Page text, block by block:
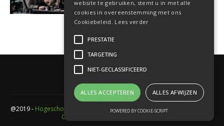
@2019 - Hogeschool PXL
- Elfde-liniestraat 24 Gebouw A , 3500 Hasselt -
Cookieverklaring
website te gebruiken, stemt u in met alle
cookies in overeenstemming met ons
Cookiebeleid. Lees verder
PRESTATIE
TARGETING
NIET-GECLASSIFICEERD
ALLES ACCEPTEREN ALLES AFWIJZEN
POWERED BY COOKIE-SCRIPT